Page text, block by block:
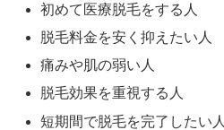
初めて医療脱毛をする人
脱毛料金を安く抑えたい人
痛みや肌の弱い人
脱毛効果を重視する人
短期間で脱毛を完了したい人